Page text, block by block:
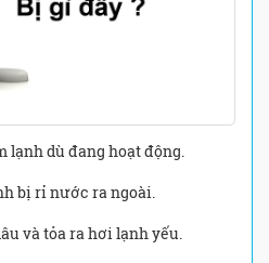
lạnh dù đang hoạt động.
bị rỉ nước ra ngoài.
và tỏa ra hơi lạnh yếu.